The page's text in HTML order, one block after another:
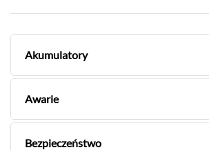
Akumulatory
Awarie
Bezpieczeństwo